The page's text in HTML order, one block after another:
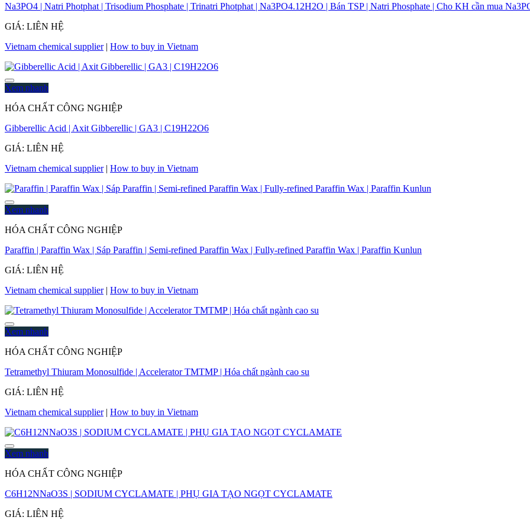
Na3PO4 | Natri Photphat | Trisodium Phosphate | Trinatri Photphat | Na3PO4.12H2O | Bán TSP | Natri Phosphate | Cho KH cần mua
GIÁ: LIÊN HỆ
Vietnam chemical supplier| How to buy in Vietnam
Xem nhanh
HÓA CHẤT CÔNG NGHIỆP
Gibberellic Acid | Axit Gibberellic | GA3 | C19H22O6
GIÁ: LIÊN HỆ
Vietnam chemical supplier| How to buy in Vietnam
Xem nhanh
HÓA CHẤT CÔNG NGHIỆP
Paraffin | Paraffin Wax | Sáp Paraffin | Semi-refined Paraffin Wax | Fully-refined Paraffin Wax | Paraffin Kunlun
GIÁ: LIÊN HỆ
Vietnam chemical supplier| How to buy in Vietnam
Xem nhanh
HÓA CHẤT CÔNG NGHIỆP
Tetramethyl Thiuram Monosulfide | Accelerator TMTMP | Hóa chất ngành cao su
GIÁ: LIÊN HỆ
Vietnam chemical supplier| How to buy in Vietnam
Xem nhanh
HÓA CHẤT CÔNG NGHIỆP
C6H12NNaO3S | SODIUM CYCLAMATE | PHỤ GIA TẠO NGỌT CYCLAMATE
GIÁ: LIÊN HỆ